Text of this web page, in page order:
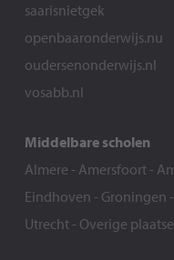
saarisnietgek
openbaaronderwijs.nu
oudersenonderwijs.nl
vosabb.nl
Middelbare scholen
Almere - Amersfoort-
Eindhoven - Groningen -
Utrecht- Overige